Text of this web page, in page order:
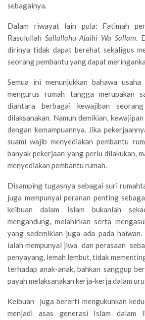
sebagainya.
Dalam riwayat lain pula: Fatimah
Rasulullah Sallallahu Alaihi Wa Sallam.
dirinya tidak dapat berehat sekaligus
seorang pembantu yang dapat
Semua ini menunjukkan bahawa
mengurus rumah tangga merupakan
diantara berbagai kewajiban
dilaksanakan. Namun demikian,
dengan kemampuannya. Jika
suami wajib menyediakan pembantu
banyak pekerjaan yang perlu dilakukan,
menyediakan pembantu rumah.
Disamping tugasnya sebagai suri
juga mempunyai peranan penting
keibuan dalam Islam bukanlah
mengandung, melahirkan serta
yang sedemikian juga ada pada haiwan.
ialah mempunyai jiwa dan perasaan
penyayang, lemah lembut, tidak
terhadap anak-anak, bahkan sanggup
payah melaksanakan kerja-kerja dalam
Keibuan juga bererti mengukuhkan
menjadi asas generasi Islam dalam